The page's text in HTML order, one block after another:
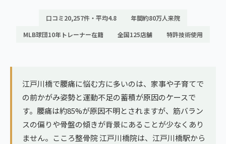
ゴルフ
ヨガ・ピラティス
広島エリア（4院）
鹿児島エリア（3院）
→ エリア一覧（全11エリア）
口コミ20,257件・平均4.8
年間約80万人来院
MLB球団10年トレーナー在籍
全国125店舗 特許技術使用
江戸川橋で腰痛に悩む方に多いのは、家事や子育てで
の前かがみ姿勢と運動不足の蓄積が原因のケースで
す。腰痛は約85%が原因不明とされますが、筋バラン
スの偏りや骨盤の傾きが背景にあることが少なくあり
ません。こころ整骨院 江戸川橋院は、江戸川橋駅から